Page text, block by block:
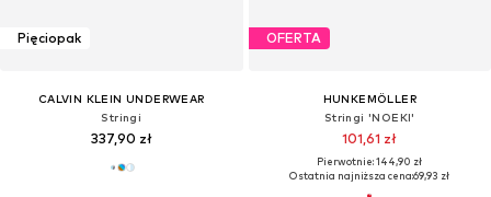
Pięciopak
CALVIN KLEIN UNDERWEAR
Stringi
337,90 zł
OFERTA
HUNKEMÖLLER
Stringi 'NOEKI'
101,61 zł
Pierwotnie: 144,90 zł
Ostatnia najniższa cena:69,93 zł